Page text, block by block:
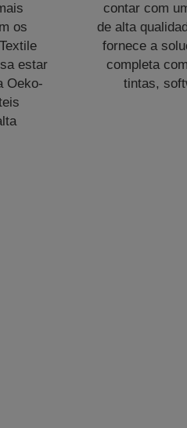
os
estar
Oeko-
contar com
de alta
fornece a
completa
tintas,